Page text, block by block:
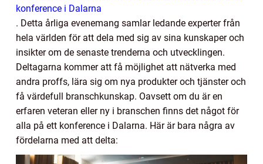
konference i Dalarna
. Detta årliga evenemang samlar ledande experter från
hela världen för att dela med sig av sina kunskaper och
insikter om de senaste trenderna och utvecklingen.
Deltagarna kommer att få möjlighet att nätverka med
andra proffs, lära sig om nya produkter och tjänster och
få värdefull branschkunskap. Oavsett om du är en
erfaren veteran eller ny i branschen finns det något för
alla på ett konference i Dalarna. Här är bara några av
fördelarna med att delta: